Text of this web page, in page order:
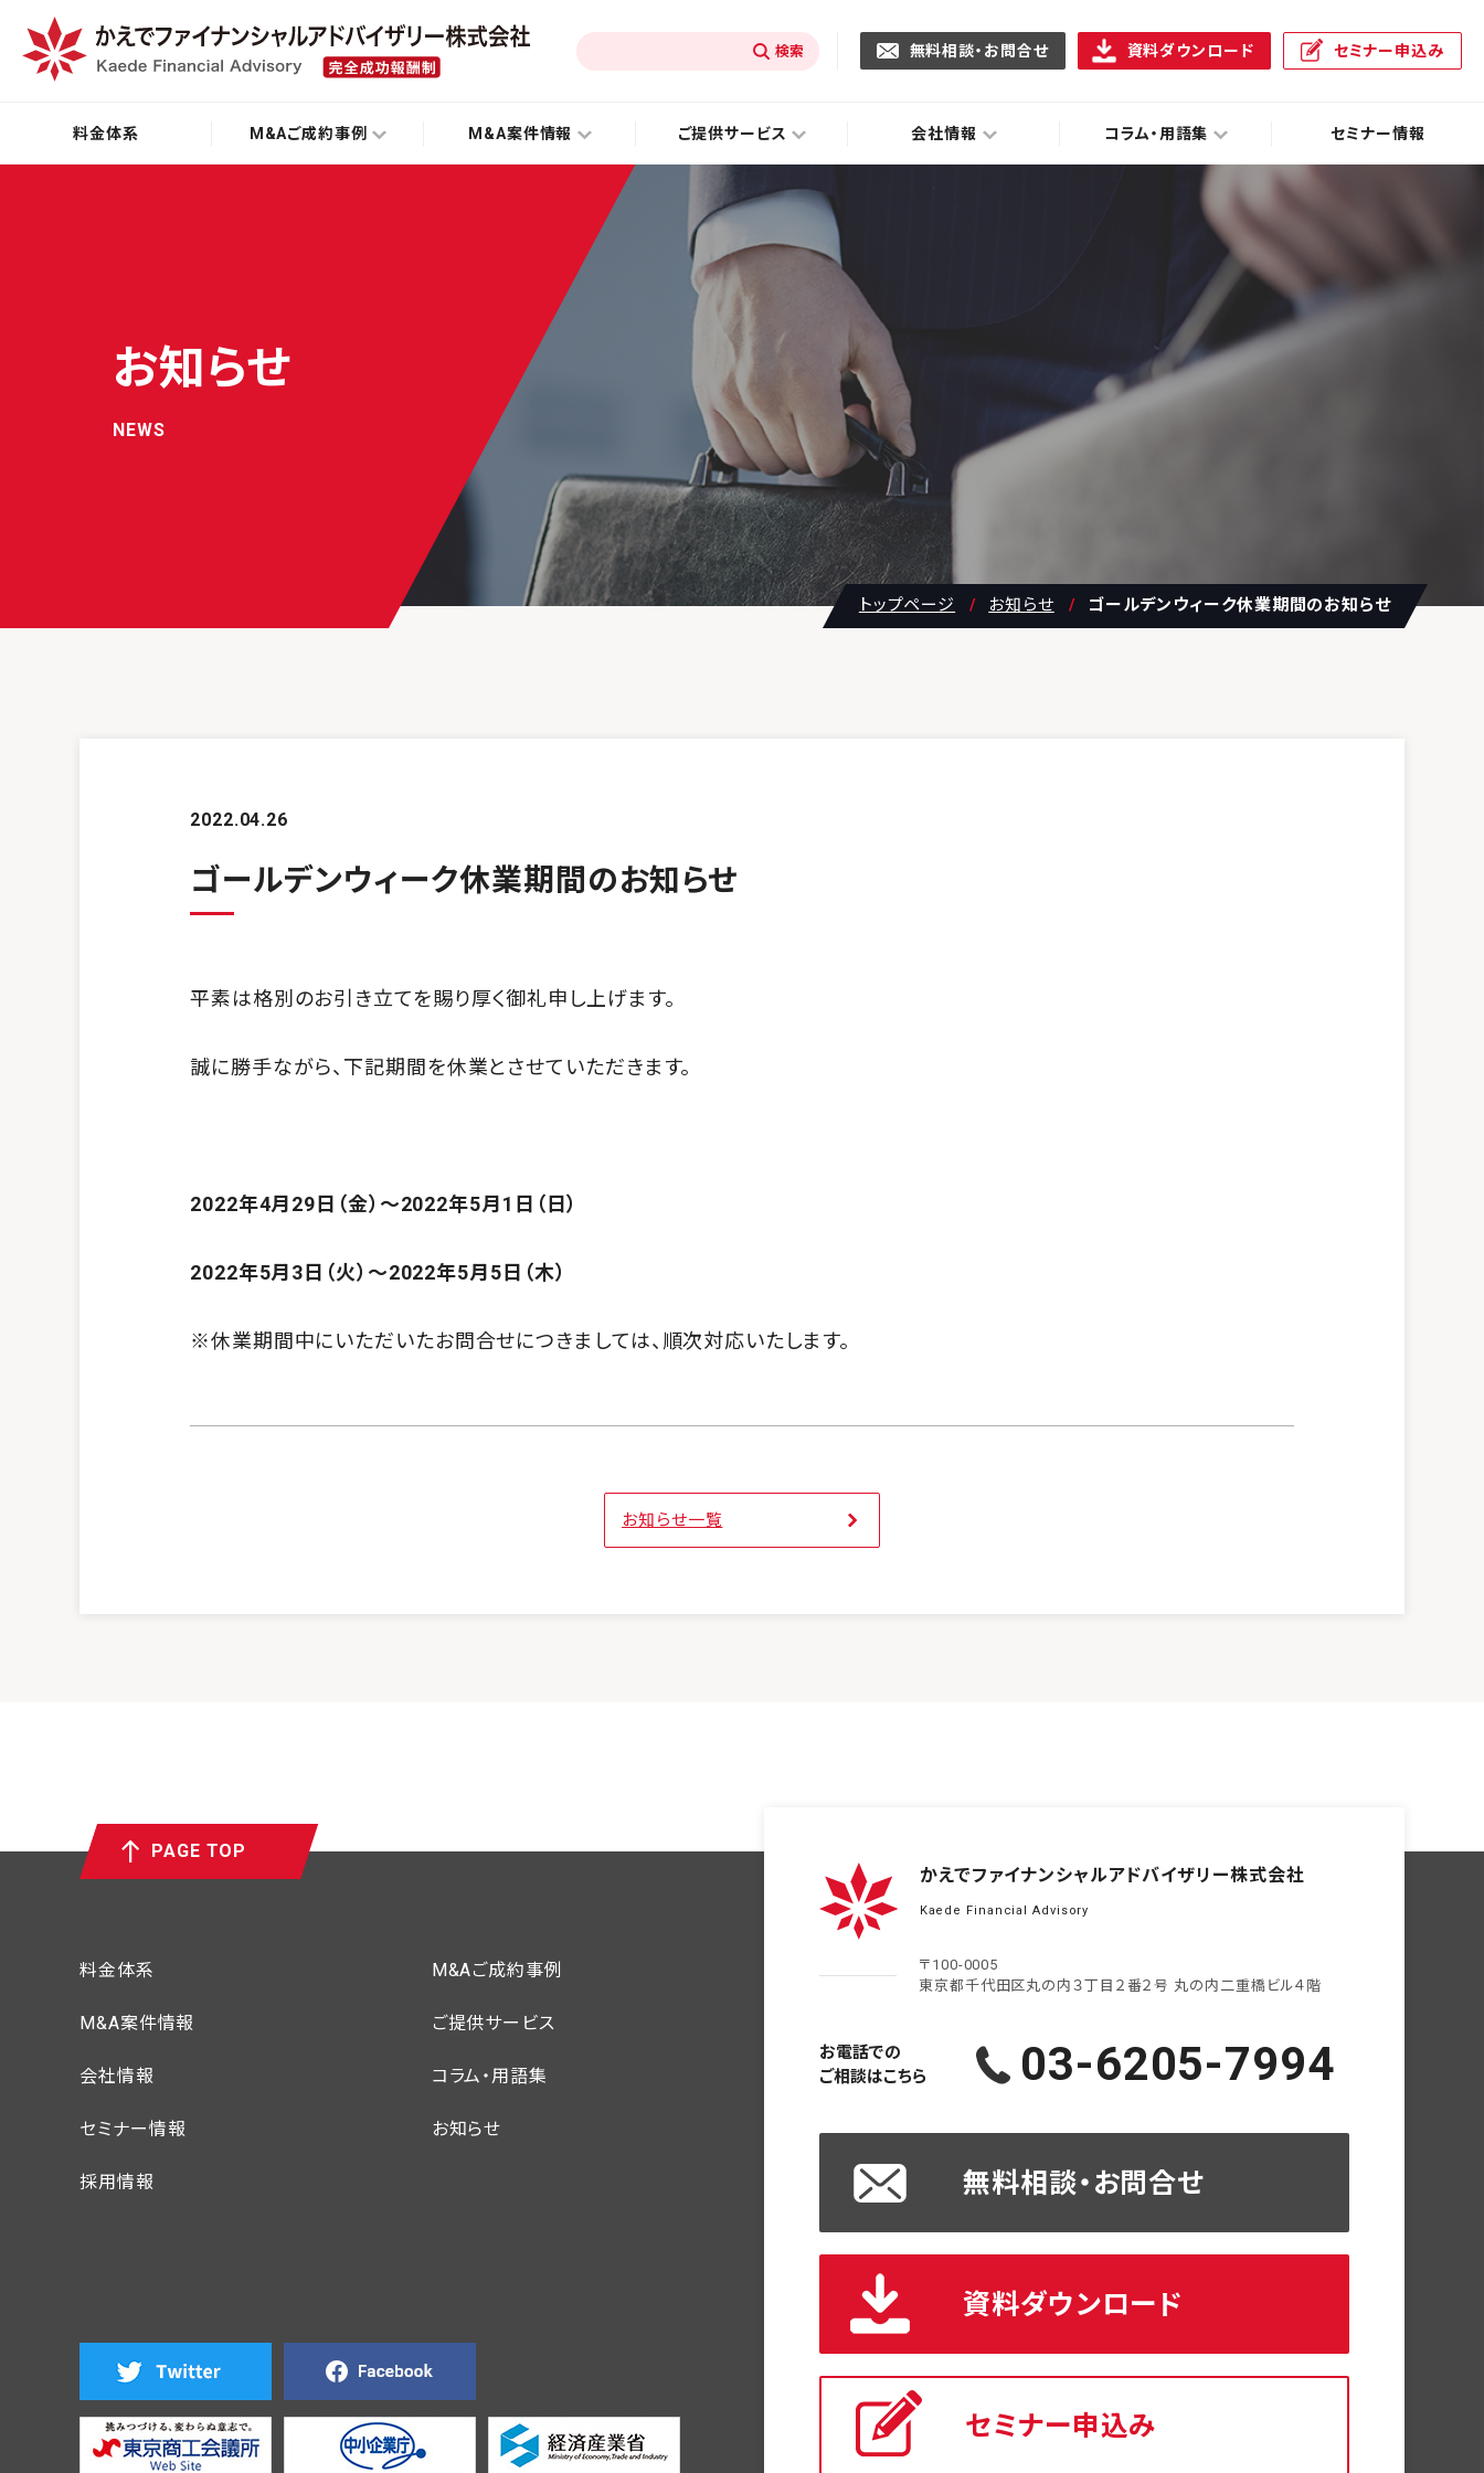
無料相談・お問合せ 資料ダウンロード セミナー申込み
料金体系 M&Aご成約事例 M&A案件情報 ご提供サービス 会社情報 コラム・用語集 セミナー情報
お知らせ
NEWS
トップページ お知らせ ゴールデンウィーク休業期間のお知らせ
2022.04.26
ゴールデンウィーク休業期間のお知らせ
平素は格別のお引き立てを賜り厚く御礼申し上げます。
誠に勝手ながら、下記期間を休業とさせていただきます。
2022年4月29日（金）～2022年5月1日（日）
2022年5月3日（火）～2022年5月5日（木）
※休業期間中にいただいたお問合せにつきましては、順次対応いたします。
お知らせ一覧
PAGE TOP
料金体系 M&Aご成約事例
M&A案件情報 ご提供サービス
会社情報 コラム・用語集
セミナー情報 お知らせ
採用情報
かえでファイナンシャルアドバイザリー株式会社
Kaede Financial Advisory
〒100-0005
東京都千代田区丸の内３丁目２番２号 丸の内二重橋ビル４階
お電話での
ご相談はこちら
03-6205-7994
無料相談・お問合せ
資料ダウンロード
セミナー申込み